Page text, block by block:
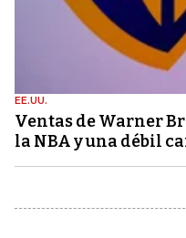
EE.UU.
Ventas de Warner
la NBA y una débil